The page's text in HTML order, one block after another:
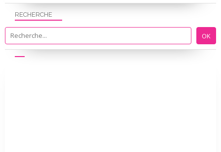
RECHERCHE